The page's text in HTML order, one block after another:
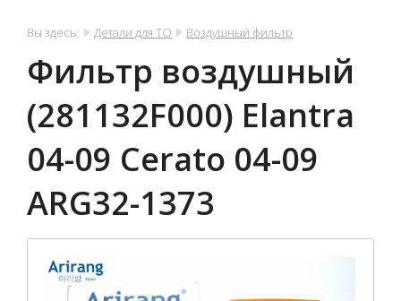
Вы здесь: Детали для ТО Воздушный фильтр
Фильтр воздушный
(281132F000) Elantra
04-09 Cerato 04-09
ARG32-1373